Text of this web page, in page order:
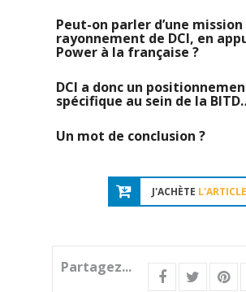
Peut-on parler d’une mission
rayonnement de DCI, en
Power à la française ?
DCI a donc un
spécifique au sein de la
Un mot de conclusion ?
J'ACHÈTE L'ARTICLE
Partagez...